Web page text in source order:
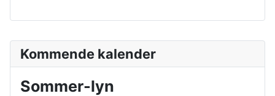
Kommende kalender
Sommer-lyn